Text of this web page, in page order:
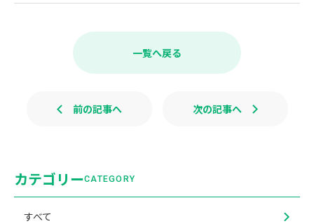
a
e
k
i
e
一覧へ戻る
前の記事へ 次の記事へ
カテゴリーCATEGORY
すべて